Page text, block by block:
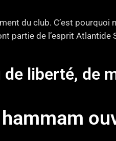
du club. C’est
partie de l’esprit Atlantide
de liberté, de